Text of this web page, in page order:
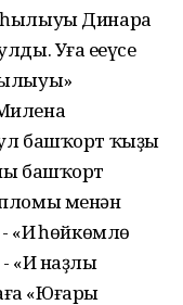
һылыуы Динара
Уға еңеүсе
башҡорт ҡыҙы
башҡорт
менән
«Иң һөйкөмлө
наҙлы
«Юғары